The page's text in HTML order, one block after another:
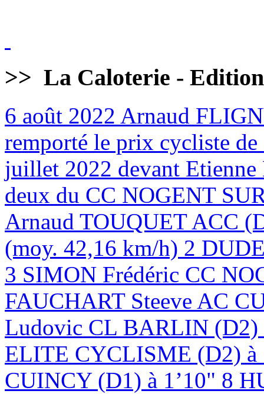
>> La Caloterie -
6 août 2022 Arnaud
remporté le prix cycliste
juillet 2022 devant
deux du CC NOGENT
Arnaud TOUQUET ACC
(moy. 42,16 km/h) 2
3 SIMON Frédéric CC
FAUCHART Steeve AC
Ludovic CL BARLIN
ELITE CYCLISME (D2)
CUINCY (D1) à 1’10" 8